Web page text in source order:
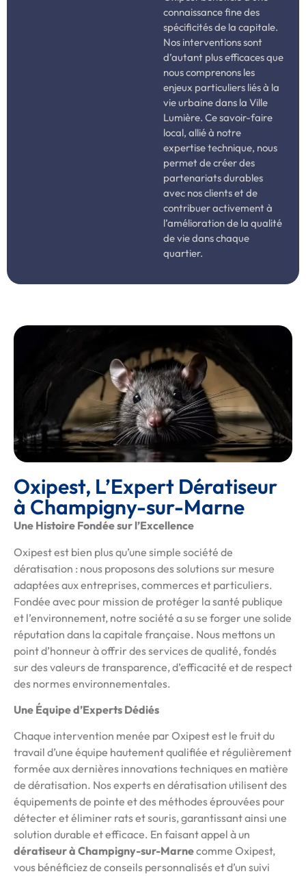
connaissance fine des
spécificités de la capitale.
Nos interventions sont
d’autant plus efficaces que
nous comprenons les
enjeux particuliers liés à la
vie urbaine dans la Ville
Lumière. Ce savoir-faire
local, allié à notre
expertise technique, nous
permet de créer des
partenariats durables
avec nos clients et de
contribuer activement à
l’amélioration de la qualité
de vie dans chaque
quartier.
Oxipest, L’Expert Dératiseur
à Champigny-sur-Marne
Une Histoire Fondée sur l’Excellence
Oxipest est bien plus qu’une simple société de
dératisation : nous proposons des solutions sur mesure
adaptées aux entreprises, commerces et particuliers.
Fondée avec pour mission de protéger la santé publique
et l’environnement, notre société a su se forger une solide
réputation dans la capitale française. Nous mettons un
point d’honneur à offrir des services de qualité, fondés
sur des valeurs de transparence, d’efficacité et de respect
des normes environnementales.
Une Équipe d’Experts Dédiés
Chaque intervention menée par Oxipest est le fruit du
travail d’une équipe hautement qualifiée et régulièrement
formée aux dernières innovations techniques en matière
de dératisation. Nos experts en dératisation utilisent des
équipements de pointe et des méthodes éprouvées pour
détecter et éliminer rats et souris, garantissant ainsi une
solution durable et efficace. En faisant appel à un
dératiseur à Champigny-sur-Marnecomme Oxipest,
vous bénéficiez de conseils personnalisés et d’un suivi